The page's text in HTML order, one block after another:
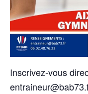
Inscrivez-vous